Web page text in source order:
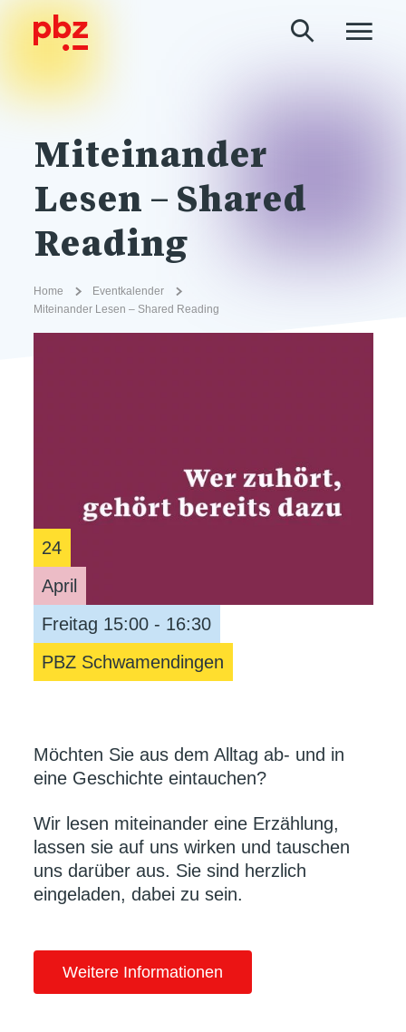
Miteinander
Lesen – Shared
Reading
Home
Eventkalender
Miteinander Lesen – Shared Reading
24
April
Freitag 15:00 - 16:30
PBZ Schwamendingen
Möchten Sie aus dem Alltag ab- und in
eine Geschichte eintauchen?
Wir lesen miteinander eine Erzählung,
lassen sie auf uns wirken und tauschen
uns darüber aus. Sie sind herzlich
eingeladen, dabei zu sein.
Weitere Informationen